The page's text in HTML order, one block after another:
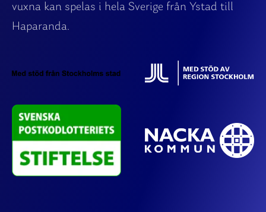
vuxna kan spelas i hela Sverige från Ystad till
Haparanda.